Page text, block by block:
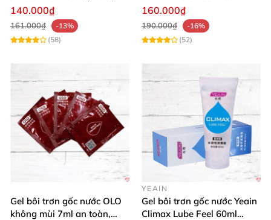
phấn, dễ chịu
140.000₫
161.000₫
-13%
(58)
chất lượng
160.000₫
190.000₫
-16%
(52)
Gel bôi trơn gốc nước OLO
không mùi 7ml an toàn,
YEAIN
Gel bôi trơn gốc nước Yeain
Climax Lube Feel 60ml